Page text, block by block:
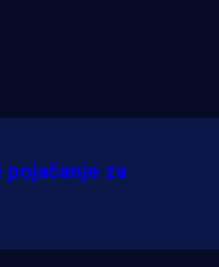
Izeta
pojačanje za